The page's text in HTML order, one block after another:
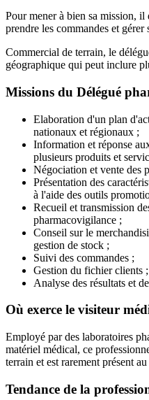
Pour mener à bien sa mission,
prendre les commandes et gérer
Commercial de terrain, le
géographique qui peut inclure
Missions du Délégué
Elaboration d'un plan
nationaux et régionaux ;
Information et réponse
plusieurs produits et
Négociation et vente des
Présentation des
à l'aide des outils
Recueil et transmission
pharmacovigilance ;
Conseil sur le
gestion de stock ;
Suivi des commandes ;
Gestion du fichier clients ;
Analyse des résultats et
Où exerce le visiteur
Employé par des laboratoires
matériel médical, ce
terrain et est rarement présent
Tendance de la